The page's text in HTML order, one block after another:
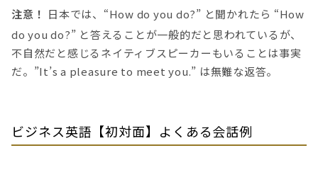
注意！ 日本では、“How do you do?” と聞かれたら “How
do you do?” と答えることが一般的だと思われているが、
不自然だと感じるネイティブスピーカーもいることは事実
だ。”It’s a pleasure to meet you.” は無難な返答。
ビジネス英語【初対面】よくある会話例